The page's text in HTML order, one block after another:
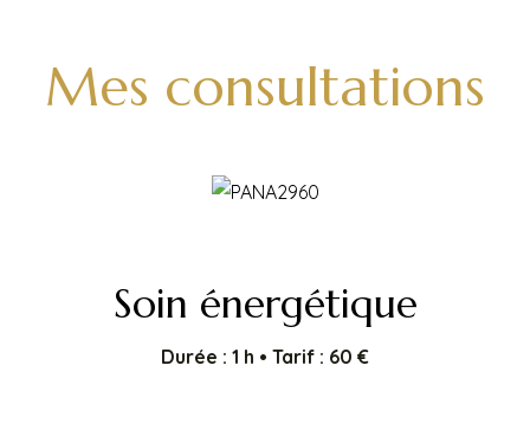
Mes consultations
Soin énergétique
Durée : 1 h • Tarif : 60 €